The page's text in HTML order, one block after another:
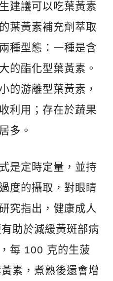
建議可以吃葉黃素
葉黃素補充劑萃取
種型態：一種是含
的酯化型葉黃素。
的游離型葉黃素，
利用；存在於蔬果
多。
是定時定量，並持
度的攝取，對眼睛
究指出，健康成人
助於減緩黃斑部病
每 100 克的生菠
素，煮熟後還會增